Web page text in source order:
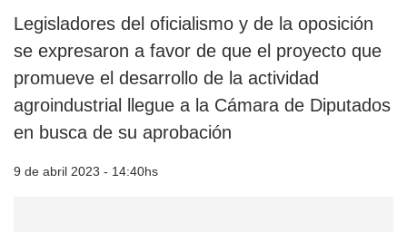
Legisladores del oficialismo y de la oposición
se expresaron a favor de que el proyecto que
promueve el desarrollo de la actividad
agroindustrial llegue a la Cámara de Diputados
en busca de su aprobación
9 de abril 2023 - 14:40hs